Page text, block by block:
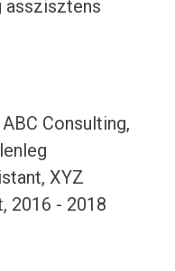
asszisztens
Consulting,
XYZ
2016 - 2018